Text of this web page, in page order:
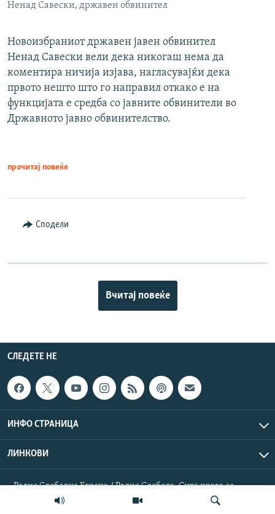
Ненад Савески, државен обвинител
Новоизбраниот државен јавен обвинител
Ненад Савески вели дека никогаш нема да
коментира ничија изјава, нагласувајќи дека
првото нешто што го направил откако е на
функцијата е средба со јавните обвинители во
Државното јавно обвинителство.
прочитај повеќе
Сподели
Вчитај повеќе
СЛЕДЕТЕ НЕ
ИНФО СТРАНИЦА
ЛИНКОВИ
Радио Слободна Европа / Радио Слобода. Сите права се
резервирани